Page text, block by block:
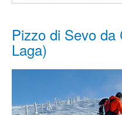
Pizzo di Sevo da
Laga)